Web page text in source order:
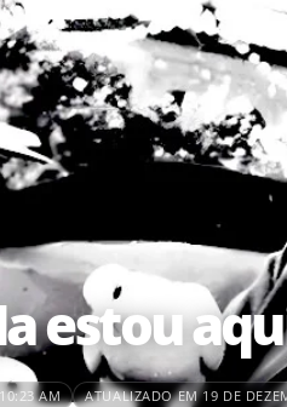
estou
AM ATUALIZADO EM 19 DE